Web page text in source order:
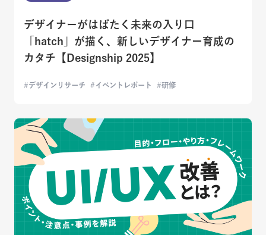
デザイナーがはばたく未来の入り口
「hatch」が描く、新しいデザイナー育成の
カタチ【Designship 2025】
デザインリサーチ イベントレポート 研修